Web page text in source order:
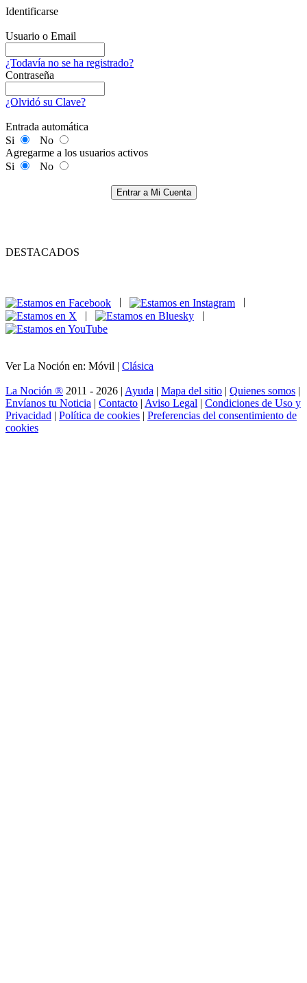
Identificarse
Usuario o Email
¿Todavía no se ha registrado?
Contraseña
¿Olvidó su Clave?
Entrada automática
Si
No
Agregarme a los usuarios activos
Si
No
Entrar a Mi Cuenta
DESTACADOS
|
|
Ver La Noción en: Móvil | Clásica
La Noción ® 2011 - 2026 | Ayuda | Mapa del sitio | Quienes somos |
Envíanos tu Noticia | Contacto | Aviso Legal | Condiciones de Uso y
Privacidad | Política de cookies | Preferencias del consentimiento de
cookies